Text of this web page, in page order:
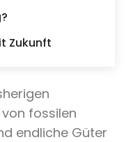
Zukunft
fossilen
endliche Güter